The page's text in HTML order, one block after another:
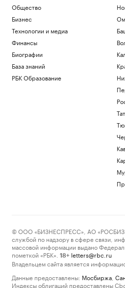
Общество
Бизнес
Технологии и медиа
Финансы
Биографии
База знаний
РБК Образование
© ООО «БИЗНЕСПРЕСС», АО
службой по надзору в сфере связи,
массовой информации выдано
пометкой «РБК».
18+ letters@rbc.ru
Владельцем сайта является
Данные предоставлены: Мосбиржа
Индексы облигаций предоставлены